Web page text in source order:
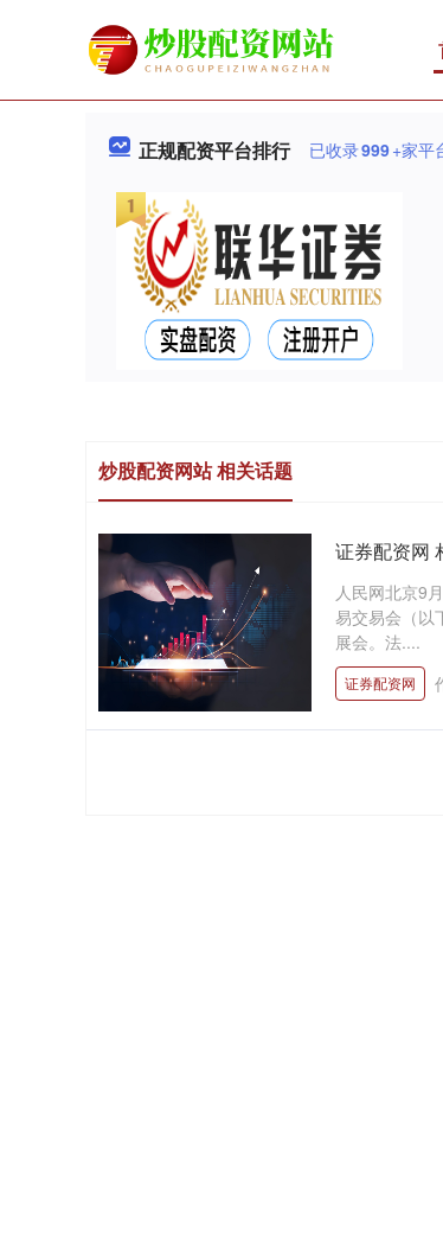
正规配资平台排行 已收录999+家平
炒股配资网站 相关话题
证券配资网
人民网北京9
易交易会（以
展会。法....
证券配资网